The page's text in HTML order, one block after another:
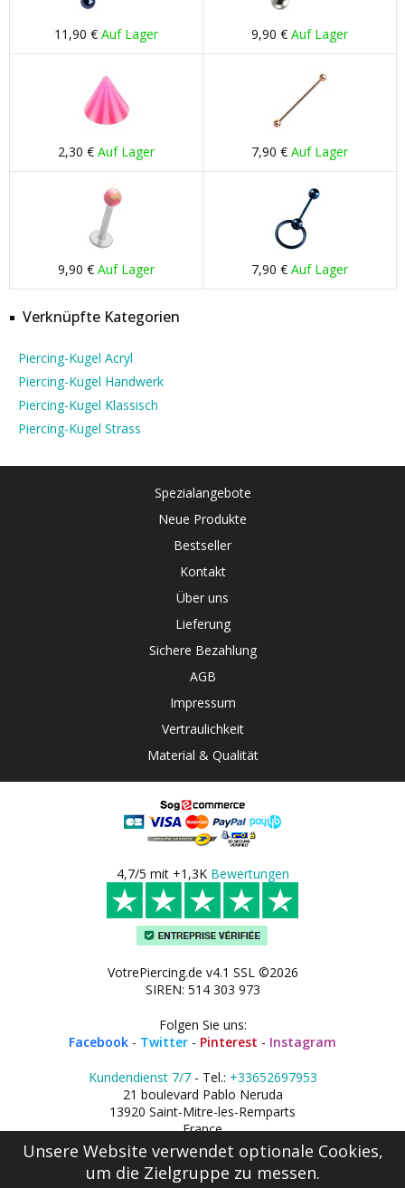
11,90 € Auf Lager 9,90 € Auf Lager
2,30 € Auf Lager 7,90 € Auf Lager
9,90 € Auf Lager 7,90 € Auf Lager
Verknüpfte Kategorien
Piercing-Kugel Acryl
Piercing-Kugel Handwerk
Piercing-Kugel Klassisch
Piercing-Kugel Strass
Spezialangebote
Neue Produkte
Bestseller
Kontakt
Über uns
Lieferung
Sichere Bezahlung
AGB
Impressum
Vertraulichkeit
Material & Qualität
4,7/5 mit +1,3K Bewertungen
VotrePiercing.de v4.1 SSL ©2026
SIREN: 514 303 973
Folgen Sie uns:
Facebook - Twitter - Pinterest - Instagram
Kundendienst 7/7- Tel.: +33652697953
21 boulevard Pablo Neruda
13920 Saint-Mitre-les-Remparts
France
Unsere Website verwendet optionale Cookies,
um die Zielgruppe zu messen.